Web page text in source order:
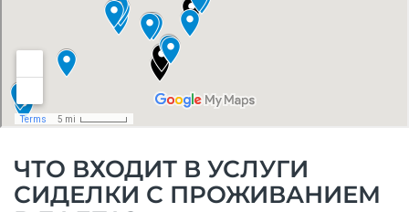
ЧТО ВХОДИТ В УСЛУГИ
СИДЕЛКИ С ПРОЖИВАНИЕМ